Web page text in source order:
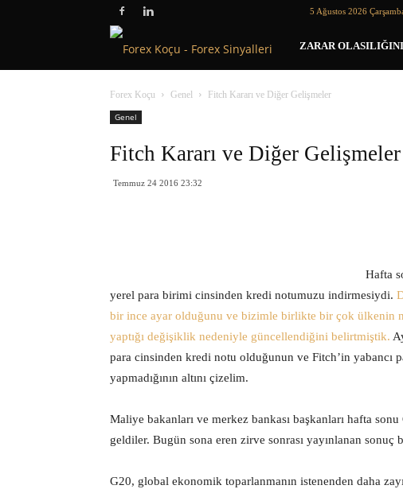
5 Ağustos 2026
Forex
Koçu
ZARAR
Forex Koçu Genel
Fitch Kararı ve Diğer Gelişmeler
Genel
Fitch Kararı ve Diğer Gelişmeler
Temmuz 24 2016 23:32
Hafta
yerel para birimi cinsinden kredi notumuzu indirmesiydi.
bir ince ayar olduğunu ve bizimle birlikte bir çok ülkenin
yaptığı değişiklik nedeniyle güncellendiğini belirtmiştik.
para cinsinden kredi notu olduğunun ve Fitch’in
yapmadığının altını çizelim.
Maliye bakanları ve merkez bankası başkanları hafta
geldiler. Bugün sona eren zirve sonrası yayınlanan sonuç
G20, global ekonomik toparlanmanın istenenden daha